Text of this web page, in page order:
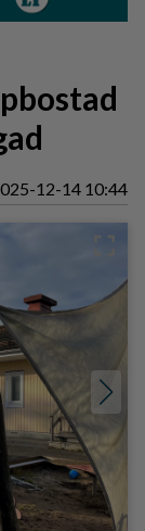
12-14 10:44